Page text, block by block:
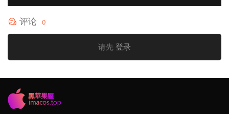
评论 0
请先 登录